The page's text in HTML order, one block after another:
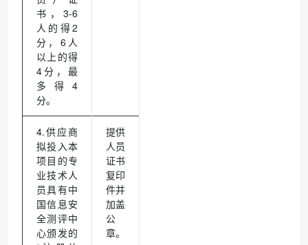
书，3-6
人的得2
分，6人
以上的得
4分，最
多得4
分。
4.供应商
拟投入本
项目的专
业技术人
员具有中
国信息安
全测评中
心颁发的
提供
人员
证书
复印
件并
加盖
公
章。